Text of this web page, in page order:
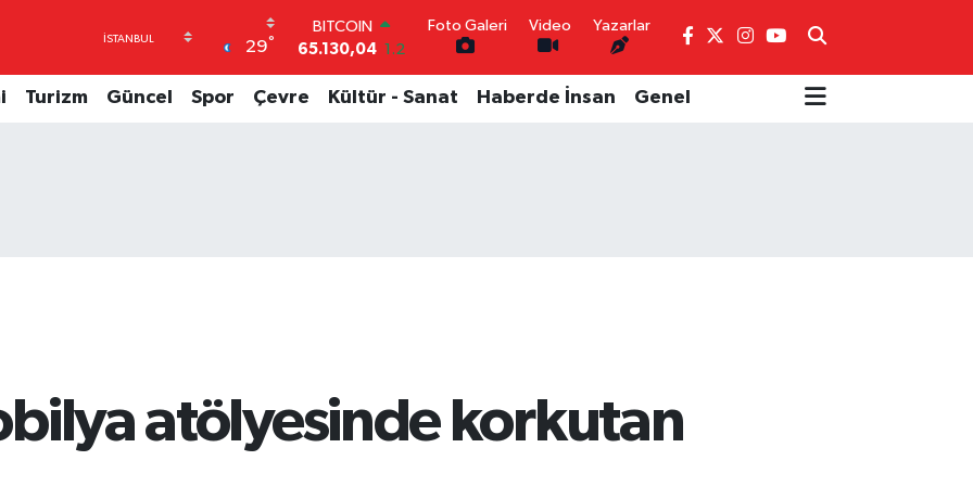
29°
DOLAR
47,7436 0.18
EURO
55,2510 0.32
Foto Galeri Video Yazarlar
Turizm Güncel Spor Çevre Kültür - Sanat Haberde İnsan Genel
atölyesinde korkutan